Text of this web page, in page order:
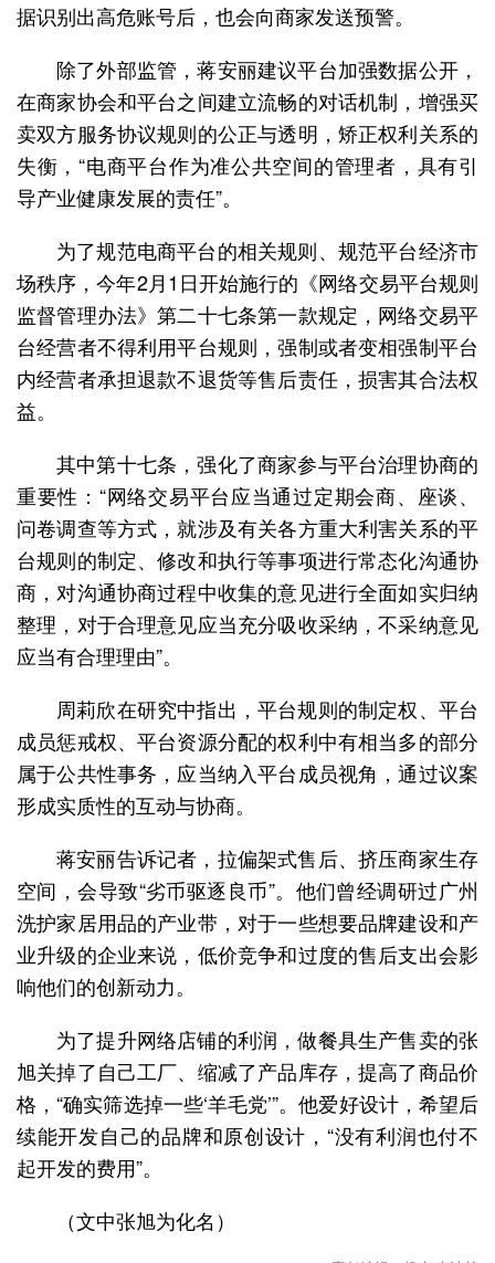
据识别出高危账号后，也会向商家发送预警。
除了外部监管，蒋安丽建议平台加强数据公开，
在商家协会和平台之间建立流畅的对话机制，增强买
卖双方服务协议规则的公正与透明，矫正权利关系的
失衡，“电商平台作为准公共空间的管理者，具有引
导产业健康发展的责任”。
为了规范电商平台的相关规则、规范平台经济市
场秩序，今年2月1日开始施行的《网络交易平台规则
监督管理办法》第二十七条第一款规定，网络交易平
台经营者不得利用平台规则，强制或者变相强制平台
内经营者承担退款不退货等售后责任，损害其合法权
益。
其中第十七条，强化了商家参与平台治理协商的
重要性：“网络交易平台应当通过定期会商、座谈、
问卷调查等方式，就涉及有关各方重大利害关系的平
台规则的制定、修改和执行等事项进行常态化沟通协
商，对沟通协商过程中收集的意见进行全面如实归纳
整理，对于合理意见应当充分吸收采纳，不采纳意见
应当有合理理由”。
周莉欣在研究中指出，平台规则的制定权、平台
成员惩戒权、平台资源分配的权利中有相当多的部分
属于公共性事务，应当纳入平台成员视角，通过议案
形成实质性的互动与协商。
蒋安丽告诉记者，拉偏架式售后、挤压商家生存
空间，会导致“劣币驱逐良币”。他们曾经调研过广州
洗护家居用品的产业带，对于一些想要品牌建设和产
业升级的企业来说，低价竞争和过度的售后支出会影
响他们的创新动力。
为了提升网络店铺的利润，做餐具生产售卖的张
旭关掉了自己工厂、缩减了产品库存，提高了商品价
格，“确实筛选掉一些‘羊毛党’”。他爱好设计，希望后
续能开发自己的品牌和原创设计，“没有利润也付不
起开发的费用”。
（文中张旭为化名）